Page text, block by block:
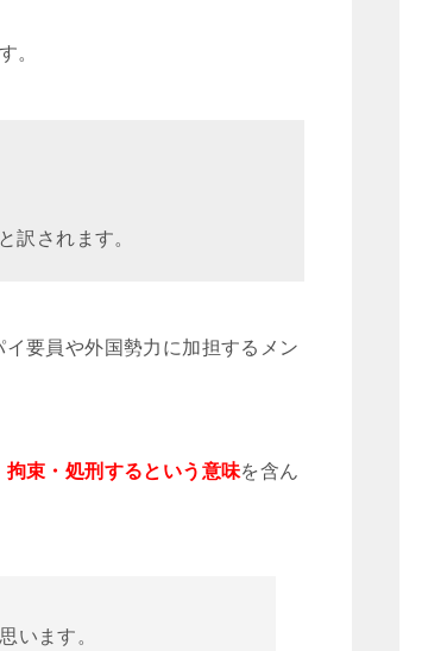
。
訳されます。
要員や外国勢力に加担するメン
束・処刑するという意味を含ん
います。